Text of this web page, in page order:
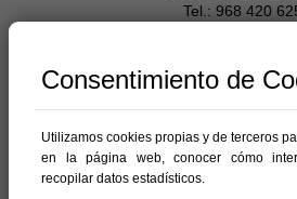
Tel.: 968 420
Piscinas
Calle Asturias, 6
Consentimiento de
Utilizamos cookies propias y de terceros
en la página web, conocer cómo
recopilar datos estadísticos.